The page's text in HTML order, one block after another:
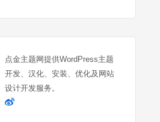
点金主题网提供WordPress主题
开发、汉化、安装、优化及网站
设计开发服务。